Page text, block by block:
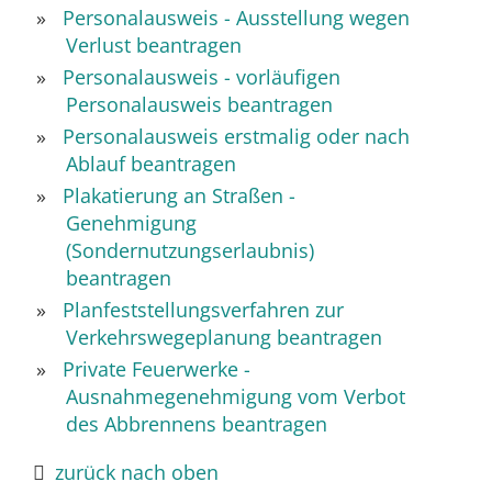
Personalausweis - Ausstellung wegen
Verlust beantragen
Personalausweis - vorläufigen
Personalausweis beantragen
Personalausweis erstmalig oder nach
Ablauf beantragen
Plakatierung an Straßen -
Genehmigung
(Sondernutzungserlaubnis)
beantragen
Planfeststellungsverfahren zur
Verkehrswegeplanung beantragen
Private Feuerwerke -
Ausnahmegenehmigung vom Verbot
des Abbrennens beantragen
zurück nach oben